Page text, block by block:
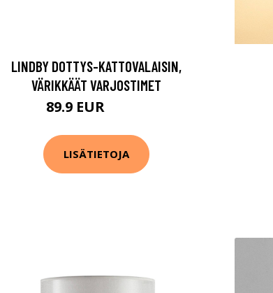
LINDBY DOTTYS-KATTOVALAISIN,
VÄRIKKÄÄT VARJOSTIMET
89.9 EUR
LISÄTIETOJA